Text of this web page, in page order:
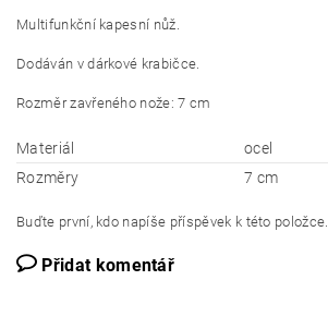
Multifunkční kapesní nůž.
Dodáván v dárkové krabičce.
Rozměr zavřeného nože: 7 cm
Materiál
ocel
Rozměry
7 cm
Buďte první, kdo napíše příspěvek k této položce.
Přidat komentář